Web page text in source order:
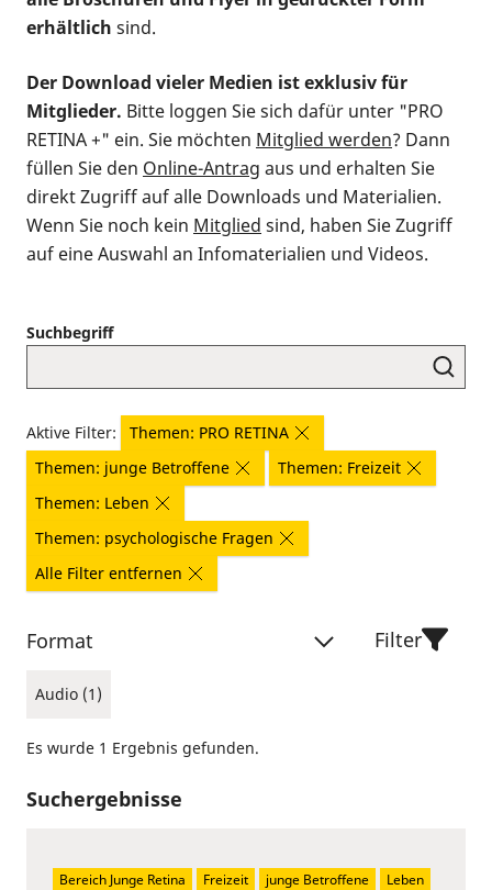
erhältlich sind.
Der Download vieler Medien ist exklusiv für
Mitglieder. Bitte loggen Sie sich dafür unter "PRO
RETINA +" ein. Sie möchten Mitglied werden? Dann
füllen Sie den Online-Antrag aus und erhalten Sie
direkt Zugriff auf alle Downloads und Materialien.
Wenn Sie noch kein Mitglied sind, haben Sie Zugriff
auf eine Auswahl an Infomaterialien und Videos.
Suchbegriff
Aktive Filter:
Themen: PRO RETINA
Themen: junge Betroffene
Themen: Freizeit
Themen: Leben
Themen: psychologische Fragen
Alle Filter entfernen
Format
Audio (1)
Filter
Es wurde 1 Ergebnis gefunden.
Suchergebnisse
Bereich Junge Retina Freizeit junge Betroffene
Leben